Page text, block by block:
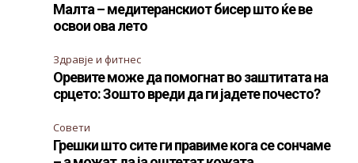
Малта – медитеранскиот бисер што ќе ве
освои ова лето
Здравје и фитнес
Оревите може да помогнат во заштитата на
срцето: Зошто вреди да ги јадете почесто?
Совети
Грешки што сите ги правиме кога се сончаме